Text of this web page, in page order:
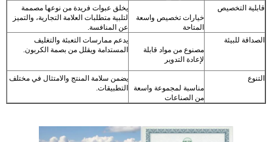
قابلية التخصيص
خيارات تخصيص واسعة
المتاحة
يخلق عبوات فريدة من نوعها مصممة
لتلبية متطلبات العلامة التجارية، والتميز
عن المنافسة.
الصداقة للبيئة
مصنوع من مواد قابلة
لإعادة التدوير
يدعم ممارسات التعبئة والتغليف
المستدامة ويقلل من بصمة الكربون.
التنوع
مناسبة لمجموعة واسعة
من الصناعات
يضمن سلامة المنتج والامتثال في مختلف
التطبيقات.